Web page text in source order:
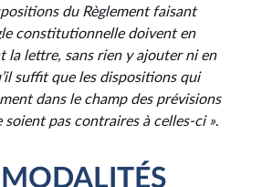
du Règlement faisant
constitutionnelle doivent en
la lettre, sans rien y ajouter ni en
suffit que les dispositions qui
dans le champ des prévisions
pas contraires à celles-ci ».